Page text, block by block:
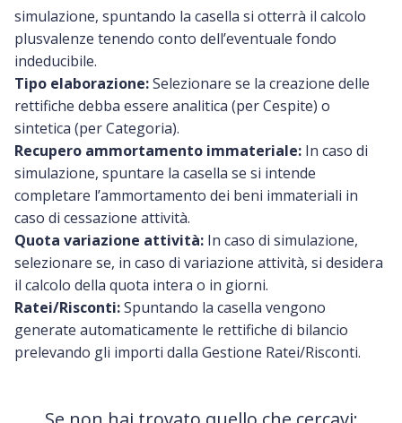
simulazione, spuntando la casella si otterrà il calcolo
plusvalenze tenendo conto dell’eventuale fondo
indeducibile.
Tipo elaborazione:Selezionare se la creazione delle
rettifiche debba essere analitica (per Cespite) o
sintetica (per Categoria).
Recupero ammortamento immateriale: In caso di
simulazione, spuntare la casella se si intende
completare l’ammortamento dei beni immateriali in
caso di cessazione attività.
Quota variazione attività: In caso di simulazione,
selezionare se, in caso di variazione attività, si desidera
il calcolo della quota intera o in giorni.
Ratei/Risconti:Spuntando la casella vengono
generate automaticamente le rettifiche di bilancio
prelevando gli importi dalla Gestione Ratei/Risconti.